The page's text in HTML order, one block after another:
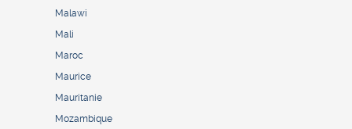
Malawi
Mali
Maroc
Maurice
Mauritanie
Mozambique